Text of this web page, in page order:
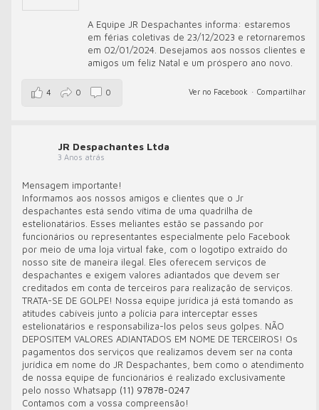
A Equipe JR Despachantes informa: estaremos
em férias coletivas de 23/12/2023 e retornaremos
em 02/01/2024. Desejamos aos nossos clientes e
amigos um feliz Natal e um próspero ano novo.
Ver no Facebook · Compartilhar
4 0 0
JR Despachantes Ltda
3 Anos atrás
Mensagem importante!
Informamos aos nossos amigos e clientes que o Jr
despachantes está sendo vítima de uma quadrilha de
estelionatários. Esses meliantes estão se passando por
funcionários ou representantes especialmente pelo Facebook
por meio de uma loja virtual fake, com o logotipo extraído do
nosso site de maneira ilegal. Eles oferecem serviços de
despachantes e exigem valores adiantados que devem ser
creditados em conta de terceiros para realização de serviços.
TRATA-SE DE GOLPE! Nossa equipe jurídica já está tomando as
atitudes cabíveis junto a polícia para interceptar esses
estelionatários e responsabiliza-los pelos seus golpes. NÃO
DEPOSITEM VALORES ADIANTADOS EM NOME DE TERCEIROS! Os
pagamentos dos serviços que realizamos devem ser na conta
jurídica em nome do JR Despachantes, bem como o atendimento
de nossa equipe de funcionários é realizado exclusivamente
pelo nosso Whatsapp (11) 97878-0247
Contamos com a vossa compreensão!